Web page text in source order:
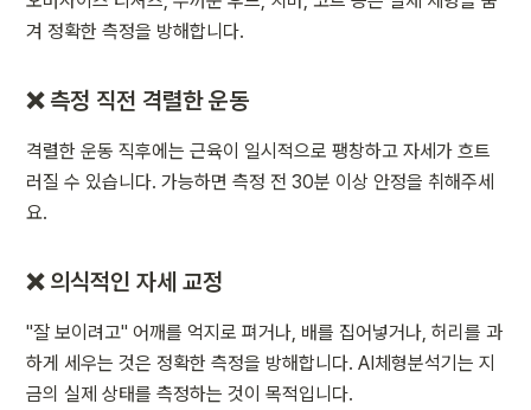
겨 정확한 측정을 방해합니다.
❌ 측정 직전 격렬한 운동
격렬한 운동 직후에는 근육이 일시적으로 팽창하고 자세가 흐트
러질 수 있습니다. 가능하면 측정 전 30분 이상 안정을 취해주세
요.
❌ 의식적인 자세 교정
"잘 보이려고" 어깨를 억지로 펴거나, 배를 집어넣거나, 허리를 과
하게 세우는 것은 정확한 측정을 방해합니다. AI체형분석기는 지
금의 실제 상태를 측정하는 것이 목적입니다.